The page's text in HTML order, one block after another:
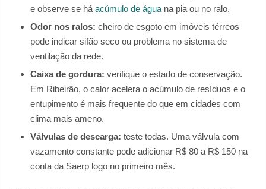
e observe se há acúmulo de água na pia ou no ralo.
Odor nos ralos: cheiro de esgoto em imóveis térreos
pode indicar sifão seco ou problema no sistema de
ventilação da rede.
Caixa de gordura: verifique o estado de conservação.
Em Ribeirão, o calor acelera o acúmulo de resíduos e o
entupimento é mais frequente do que em cidades com
clima mais ameno.
Válvulas de descarga: teste todas. Uma válvula com
vazamento constante pode adicionar R$ 80 a R$ 150 na
conta da Saerp logo no primeiro mês.